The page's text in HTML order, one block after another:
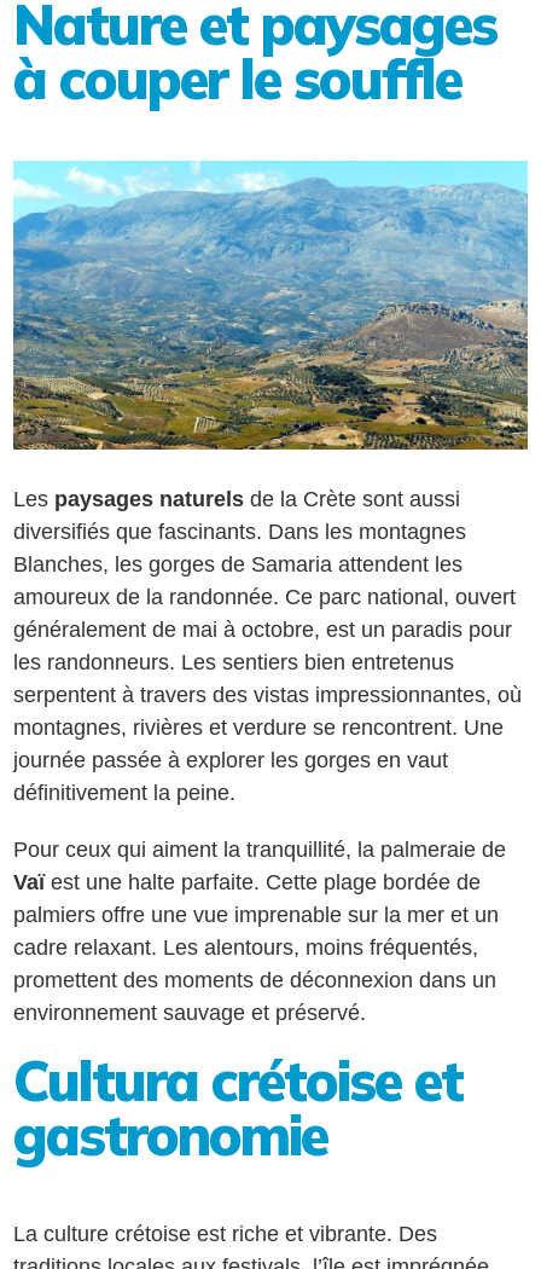
Nature et paysages
à couper le souffle
Les paysages naturels de la Crète sont aussi
diversifiés que fascinants. Dans les montagnes
Blanches, les gorges de Samaria attendent les
amoureux de la randonnée. Ce parc national, ouvert
généralement de mai à octobre, est un paradis pour
les randonneurs. Les sentiers bien entretenus
serpentent à travers des vistas impressionnantes, où
montagnes, rivières et verdure se rencontrent. Une
journée passée à explorer les gorges en vaut
définitivement la peine.
Pour ceux qui aiment la tranquillité, la palmeraie de
Vaïest une halte parfaite. Cette plage bordée de
palmiers offre une vue imprenable sur la mer et un
cadre relaxant. Les alentours, moins fréquentés,
promettent des moments de déconnexion dans un
environnement sauvage et préservé.
Cultura crétoise et
gastronomie
La culture crétoise est riche et vibrante. Des